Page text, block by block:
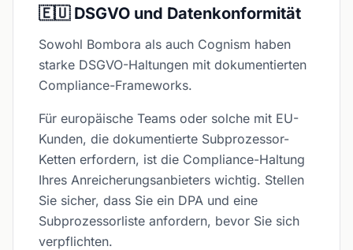
🇪🇺 DSGVO und Datenkonformität
Sowohl Bombora als auch Cognism haben
starke DSGVO-Haltungen mit dokumentierten
Compliance-Frameworks.
Für europäische Teams oder solche mit EU-
Kunden, die dokumentierte Subprozessor-
Ketten erfordern, ist die Compliance-Haltung
Ihres Anreicherungsanbieters wichtig. Stellen
Sie sicher, dass Sie ein DPA und eine
Subprozessorliste anfordern, bevor Sie sich
verpflichten.